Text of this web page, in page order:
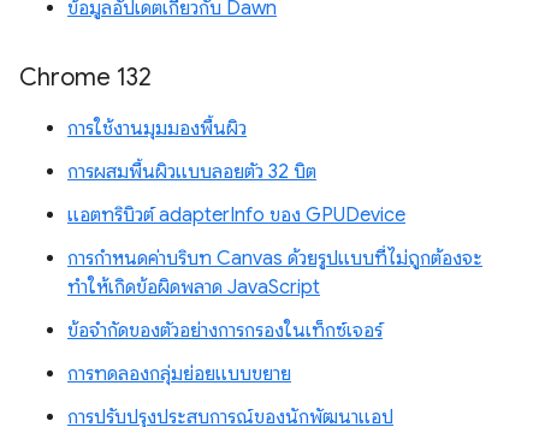
ข้อมูลอัปเดตเกี่ยวกับ Dawn
Chrome 132
การใช้งานมุมมองพื้นผิว
การผสมพื้นผิวแบบลอยตัว 32 บิต
แอตทริบิวต์ adapterInfo ของ GPUDevice
การกำหนดค่าบริบท Canvas ด้วยรูปแบบที่ไม่ถูกต้องจะ
ทำให้เกิดข้อผิดพลาด JavaScript
ข้อจำกัดของตัวอย่างการกรองในเท็กซ์เจอร์
การทดลองกลุ่มย่อยแบบขยาย
การปรับปรุงประสบการณ์ของนักพัฒนาแอป